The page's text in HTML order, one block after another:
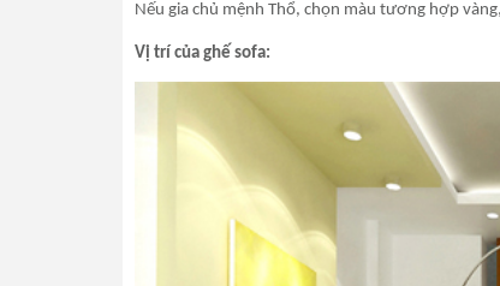
Nếu gia chủ mệnh Thổ, chọn màu tương hợp
Vị trí của ghế sofa: